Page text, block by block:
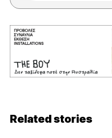
Related stories